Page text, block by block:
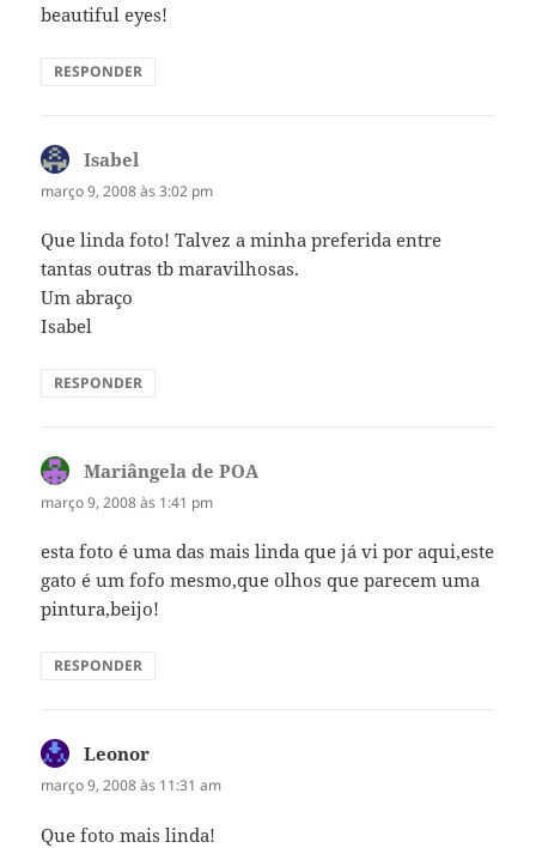
beautiful eyes!
RESPONDER
Isabel
março 9, 2008 às 3:02 pm
Que linda foto! Talvez a minha preferida entre
tantas outras tb maravilhosas.
Um abraço
Isabel
RESPONDER
Mariângela de POAdisse:
março 9, 2008 às 1:41 pm
esta foto é uma das mais linda que já vi por aqui,este
gato é um fofo mesmo,que olhos que parecem uma
pintura,beijo!
RESPONDER
Leonor
março 9, 2008 às 11:31 am
Que foto mais linda!